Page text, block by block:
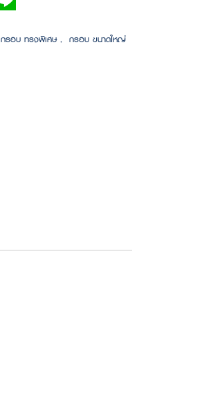
กรอบ ทรงพิเศษ, กรอบ ขนาดใหญ่